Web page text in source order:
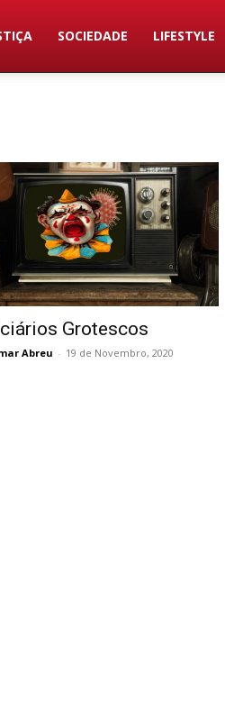
SOCIEDADE LIFESTYLE
Grotescos
Abreu - 19 de Novembro, 2020